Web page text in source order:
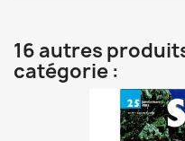
16 autres
catégorie :